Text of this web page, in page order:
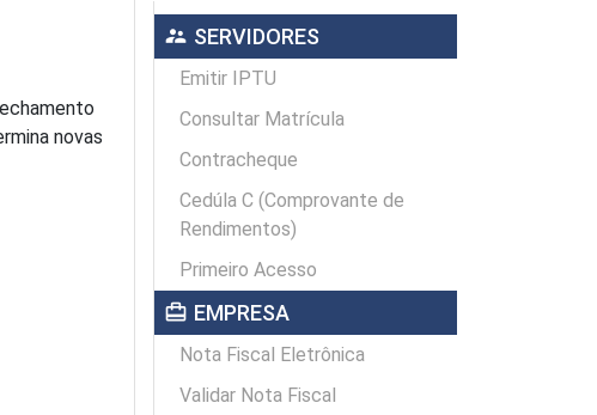
novas
supervisor_account SERVIDORES
Emitir IPTU
Consultar Matrícula
Contracheque
Cedúla C (Comprovante de
Rendimentos)
Primeiro Acesso
card_travel EMPRESA
Nota Fiscal Eletrônica
Validar Nota Fiscal